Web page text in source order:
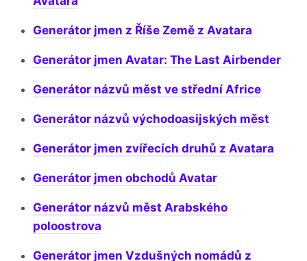
Generátor jmen z Říše Země z Avatara
Generátor jmen Avatar: The Last Airbender
Generátor názvů měst ve střední Africe
Generátor názvů východoasijských měst
Generátor jmen zvířecích druhů z Avatara
Generátor jmen obchodů Avatar
Generátor názvů měst Arabského
poloostrova
Generátor jmen Vzdušných nomádů z